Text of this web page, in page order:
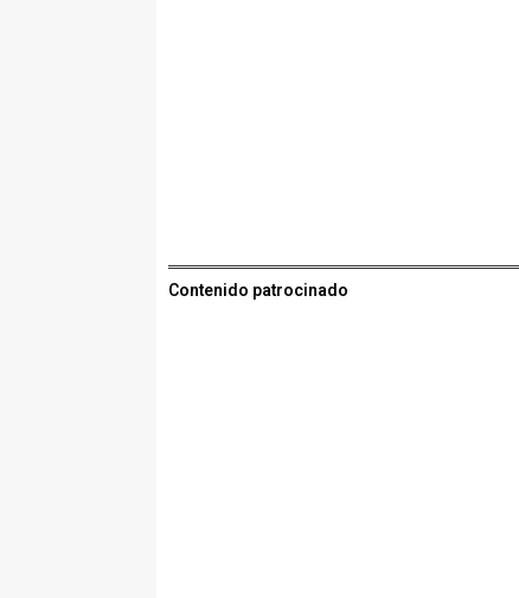
Contenido patrocinado